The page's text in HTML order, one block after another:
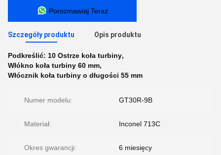
Porozmawiaj Teraz
Szczegóły produktu Opis produktu
Podkreślić: 10 Ostrze koła turbiny,
Włókno koła turbiny 60 mm,
Włócznik koła turbiny o długości 55 mm
Numer modelu: GT30R-9B
Materiał: Inconel 713C
Okres gwarancji: 6 miesięcy